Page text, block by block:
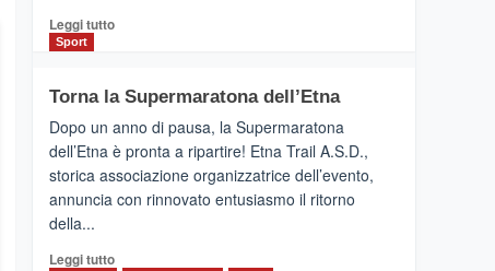
Leggi tuttoLeggi
BROOKS
SuperMaratona
dell’Etna,
presentata
l’edizione
2026
Sport
Torna la Supermaratona dell’Etna
Dopo un anno di pausa, la Supermaratona
dell’Etna è pronta a ripartire! Etna Trail A.S.D.,
storica associazione organizzatrice dell’evento,
annuncia con rinnovato entusiasmo il ritorno
della...
Leggi tuttoLeggi